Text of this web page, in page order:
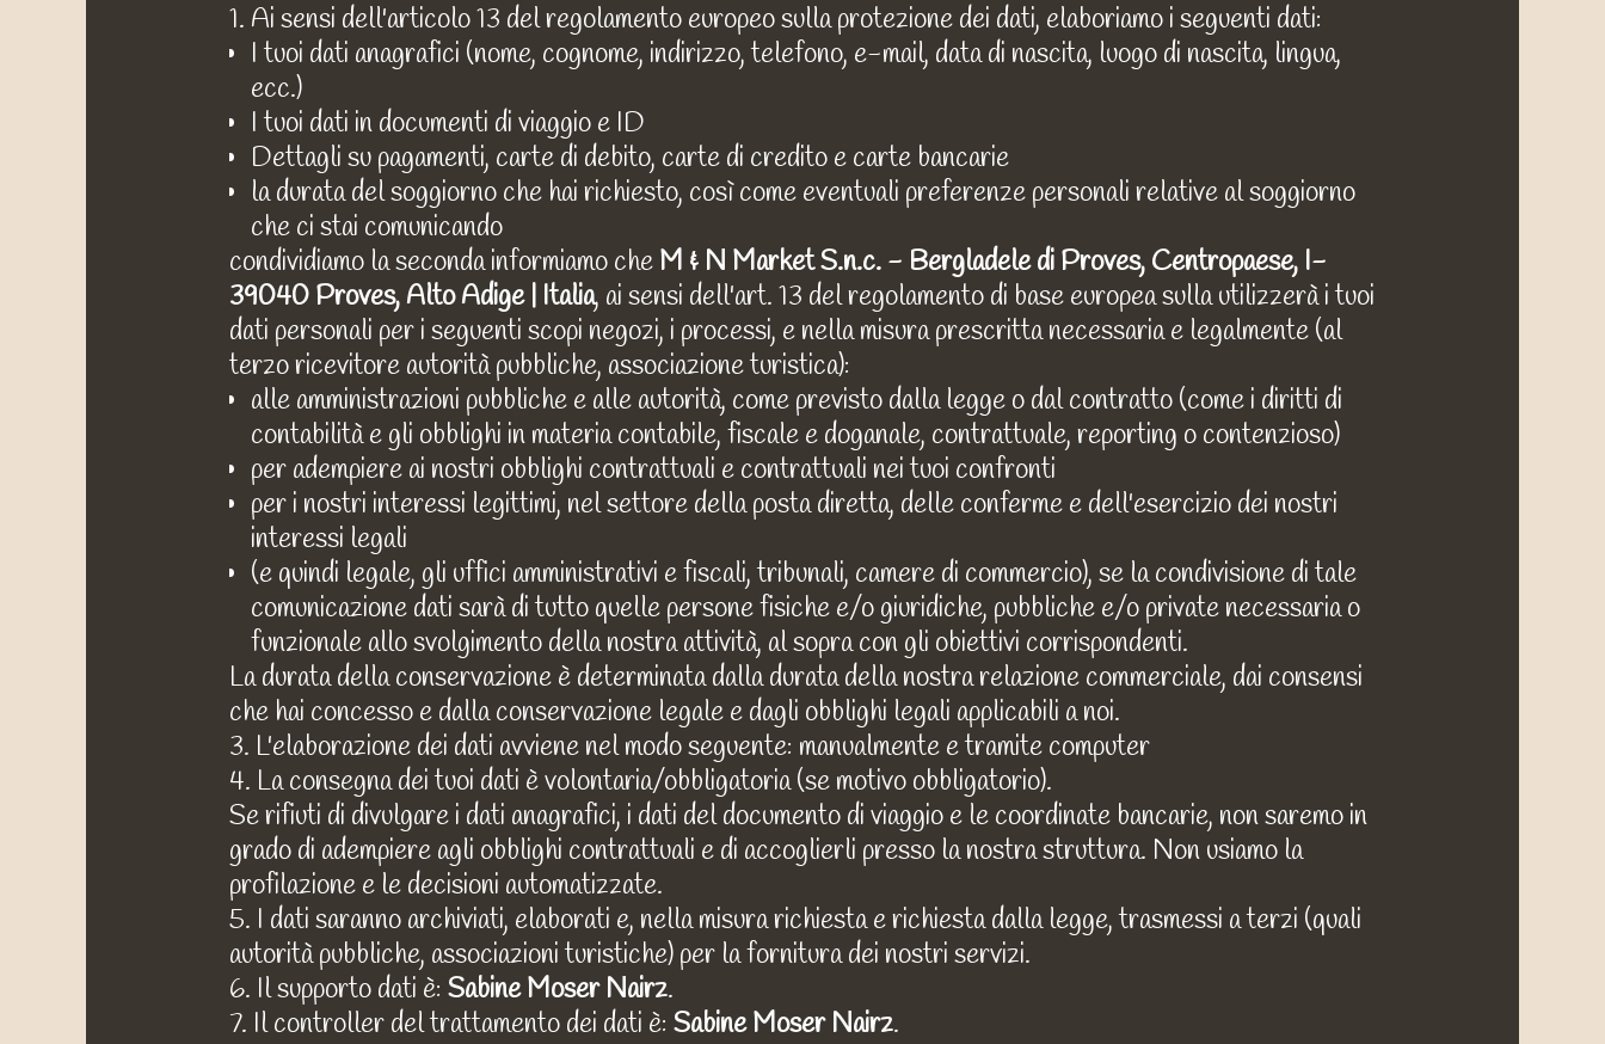
1. Ai sensi dell'articolo 13 del regolamento europeo sulla protezione dei dati, elaboriamo i seguenti dati:
I tuoi dati anagrafici (nome, cognome, indirizzo, telefono, e-mail, data di nascita, luogo di nascita, lingua,
ecc.)
I tuoi dati in documenti di viaggio e ID
Dettagli su pagamenti, carte di debito, carte di credito e carte bancarie
la durata del soggiorno che hai richiesto, così come eventuali preferenze personali relative al soggiorno
che ci stai comunicando
condividiamo la seconda informiamo che M & N Market S.n.c. - Bergladele di Proves, Centropaese, I-
39040 Proves, Alto Adige | Italia, ai sensi dell'art. 13 del regolamento di base europea sulla utilizzerà i tuoi
dati personali per i seguenti scopi negozi, i processi, e nella misura prescritta necessaria e legalmente (al
terzo ricevitore autorità pubbliche, associazione turistica):
alle amministrazioni pubbliche e alle autorità, come previsto dalla legge o dal contratto (come i diritti di
contabilità e gli obblighi in materia contabile, fiscale e doganale, contrattuale, reporting o contenzioso)
per adempiere ai nostri obblighi contrattuali e contrattuali nei tuoi confronti
per i nostri interessi legittimi, nel settore della posta diretta, delle conferme e dell'esercizio dei nostri
interessi legali
(e quindi legale, gli uffici amministrativi e fiscali, tribunali, camere di commercio), se la condivisione di tale
comunicazione dati sarà di tutto quelle persone fisiche e/o giuridiche, pubbliche e/o private necessaria o
funzionale allo svolgimento della nostra attività, al sopra con gli obiettivi corrispondenti.
La durata della conservazione è determinata dalla durata della nostra relazione commerciale, dai consensi
che hai concesso e dalla conservazione legale e dagli obblighi legali applicabili a noi.
3. L'elaborazione dei dati avviene nel modo seguente: manualmente e tramite computer
4. La consegna dei tuoi dati è volontaria/obbligatoria (se motivo obbligatorio).
Se rifiuti di divulgare i dati anagrafici, i dati del documento di viaggio e le coordinate bancarie, non saremo in
grado di adempiere agli obblighi contrattuali e di accoglierli presso la nostra struttura. Non usiamo la
profilazione e le decisioni automatizzate.
5. I dati saranno archiviati, elaborati e, nella misura richiesta e richiesta dalla legge, trasmessi a terzi (quali
autorità pubbliche, associazioni turistiche) per la fornitura dei nostri servizi.
6. Il supporto dati è: Sabine Moser Nairz.
7. Il controller del trattamento dei dati è: Sabine Moser Nairz.